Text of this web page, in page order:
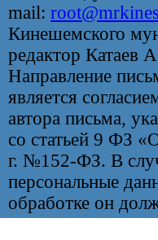
mail:
Кинешемского
редактор Катаев
Направление
является
автора письма,
со статьей 9 ФЗ
г. №152-ФЗ. В
персональные
обработке он